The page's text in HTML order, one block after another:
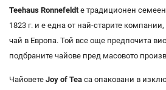
Teehaus Ronnefeldt е традиционен
1823 г. и е една от най-старите
чай в Европа. Той все още предпочита
подбраните чайове пред масовото
Чайовете Joy of Tea са опаковани в